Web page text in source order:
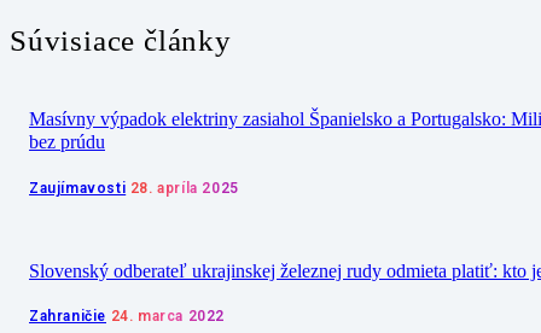
Súvisiace články
Masívny výpadok elektriny zasiahol Španielsko a Portugalsko:
bez prúdu
Zaujímavosti 28. apríla 2025
Slovenský odberateľ ukrajinskej železnej rudy odmieta platiť: kto
Zahraničie 24. marca 2022